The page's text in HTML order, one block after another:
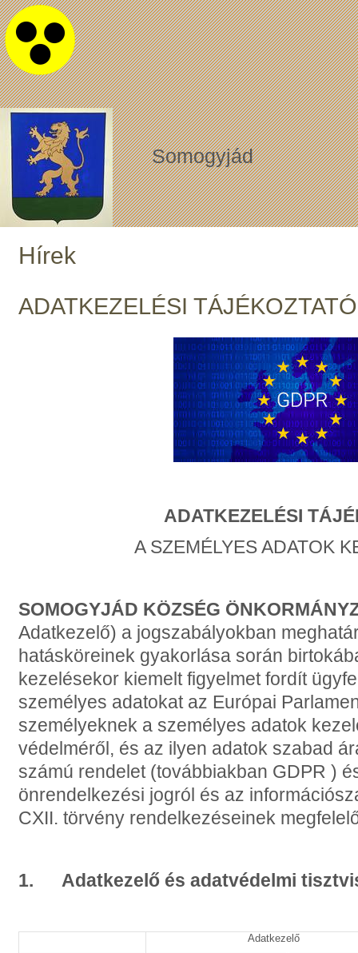
Somogyjád
Hírek
ADATKEZELÉSI TÁJÉKOZTATÓ
ADATKEZELÉSI
A SZEMÉLYES ADATOK
SOMOGYJÁD KÖZSÉG
Adatkezelő) a jogszabályokban
hatásköreinek gyakorlása során
kezelésekor kiemelt figyelmet fordít
személyes adatokat az Európai
személyeknek a személyes adatok
védelméről, és az ilyen adatok szabad
számú rendelet (továbbiakban GDPR )
önrendelkezési jogról és az
CXII. törvény rendelkezéseinek
1. Adatkezelő és adatvédelmi
Adatkezelő